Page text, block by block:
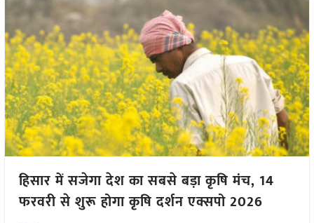
हिसार में सजेगा देश का सबसे बड़ा कृषि मंच, 14
फरवरी से शुरू होगा कृषि दर्शन एक्सपो 2026